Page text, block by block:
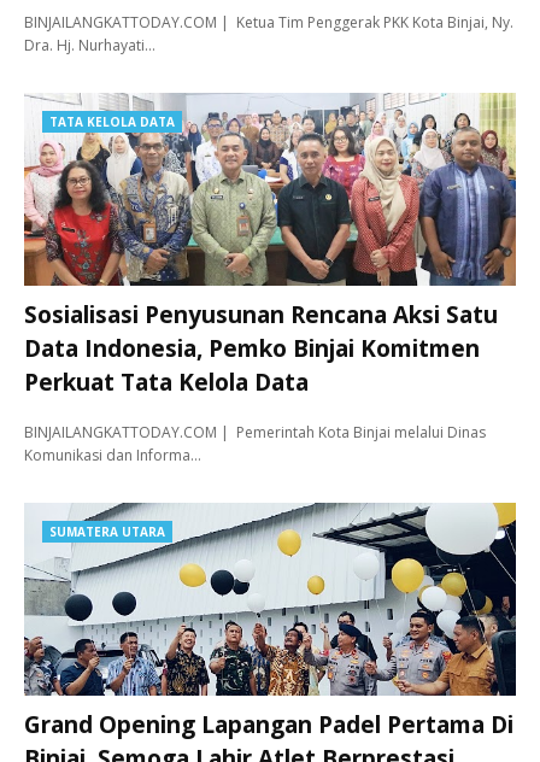
BINJAILANGKATTODAY.COM | Ketua Tim Penggerak PKK Kota Binjai, Ny.
Dra. Hj. Nurhayati…
TATA KELOLA DATA
Sosialisasi Penyusunan Rencana Aksi Satu
Data Indonesia, Pemko Binjai Komitmen
Perkuat Tata Kelola Data
BINJAILANGKATTODAY.COM | Pemerintah Kota Binjai melalui Dinas
Komunikasi dan Informa…
SUMATERA UTARA
Grand Opening Lapangan Padel Pertama Di